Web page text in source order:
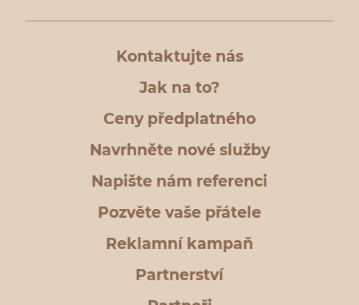
Kontaktujte nás
Jak na to?
Ceny předplatného
Navrhněte nové služby
Napište nám referenci
Pozvěte vaše přátele
Reklamní kampaň
Partnerství